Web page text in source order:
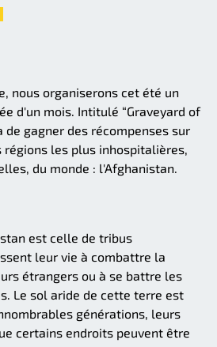
nous organiserons cet été un
d'un mois. Intitulé “Graveyard of
de gagner des récompenses sur
régions les plus inhospitalières,
du monde : l'Afghanistan.
est celle de tribus
leur vie à combattre la
étrangers ou à se battre les
Le sol aride de cette terre est
générations, leurs
certains endroits peuvent être